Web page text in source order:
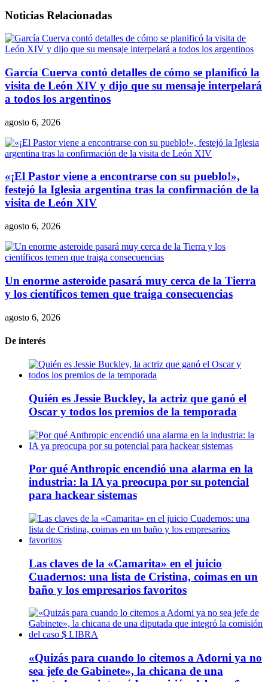
Noticias Relacionadas
García Cuerva contó detalles de cómo se planificó la
visita de León XIV y dijo que su mensaje interpelará
a todos los argentinos
agosto 6, 2026
«¡El Pastor viene a encontrarse con su pueblo!»,
festejó la Iglesia argentina tras la confirmación de la
visita de León XIV
agosto 6, 2026
Un enorme asteroide pasará muy cerca de la Tierra
y los científicos temen que traiga consecuencias
agosto 6, 2026
De interés
Quién es Jessie Buckley, la actriz que ganó el
Oscar y todos los premios de la temporada
Por qué Anthropic encendió una alarma en la
industria: la IA ya preocupa por su potencial
para hackear sistemas
Las claves de la «Camarita» en el juicio
Cuadernos: una lista de Cristina, coimas en un
baño y los empresarios favoritos
«Quizás para cuando lo citemos a Adorni ya no
sea jefe de Gabinete», la chicana de una